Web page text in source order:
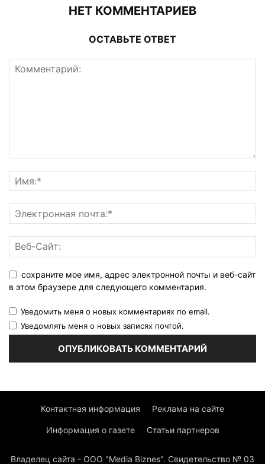
НЕТ КОММЕНТАРИЕВ
ОСТАВЬТЕ ОТВЕТ
сохраните мое имя, адрес электронной почты и веб-сайт
в этом браузере для следующего комментария.
Уведомить меня о новых комментариях по email.
Уведомлять меня о новых записях почтой.
Контактная информация Реклама на сайте
Информация о газете Статьи партнеров
Владелец сайта - ООО "Media Biznes". Свидетельство № 03